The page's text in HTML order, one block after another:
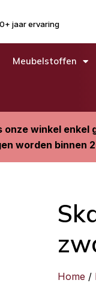
jaar ervaring
Meubelstoffen
winkel enkel
worden binnen
Home /